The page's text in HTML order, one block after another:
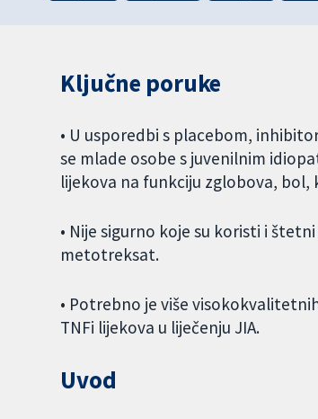
Ključne poruke
• U usporedbi s placebom,
se mlade osobe s juvenilnim
lijekova na funkciju zglobova,
• Nije sigurno koje su koristi i
metotreksat.
• Potrebno je više
TNFi lijekova u liječenju JIA.
Uvod